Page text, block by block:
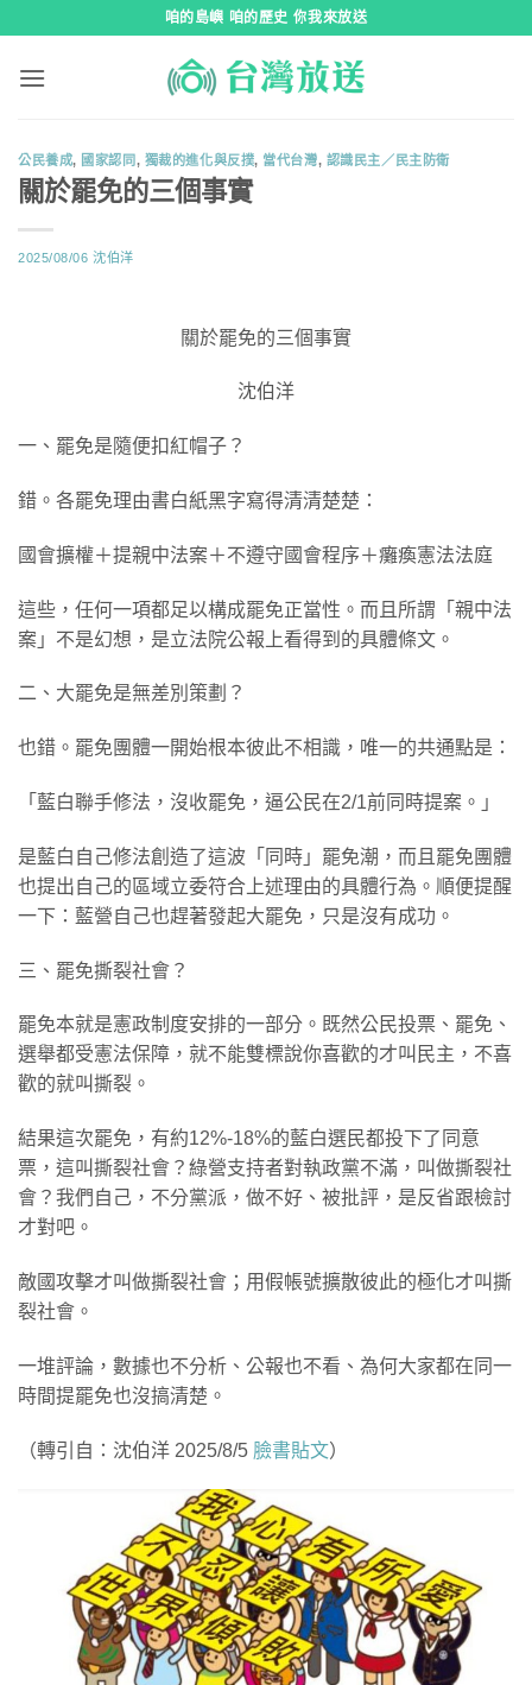
咱的島嶼 咱的歷史 你我來放送
公民養成, 國家認同, 獨裁的進化與反撲, 當代台灣, 認識民主／民主防衛
關於罷免的三個事實
2025/08/06 沈伯洋
關於罷免的三個事實
沈伯洋
一、罷免是隨便扣紅帽子？
錯。各罷免理由書白紙黑字寫得清清楚楚：
國會擴權＋提親中法案＋不遵守國會程序＋癱瘓憲法法庭
這些，任何一項都足以構成罷免正當性。而且所謂「親中法
案」不是幻想，是立法院公報上看得到的具體條文。
二、大罷免是無差別策劃？
也錯。罷免團體一開始根本彼此不相識，唯一的共通點是：
「藍白聯手修法，沒收罷免，逼公民在2/1前同時提案。」
是藍白自己修法創造了這波「同時」罷免潮，而且罷免團體
也提出自己的區域立委符合上述理由的具體行為。順便提醒
一下：藍營自己也趕著發起大罷免，只是沒有成功。
三、罷免撕裂社會？
罷免本就是憲政制度安排的一部分。既然公民投票、罷免、
選舉都受憲法保障，就不能雙標說你喜歡的才叫民主，不喜
歡的就叫撕裂。
結果這次罷免，有約12%-18%的藍白選民都投下了同意
票，這叫撕裂社會？綠營支持者對執政黨不滿，叫做撕裂社
會？我們自己，不分黨派，做不好、被批評，是反省跟檢討
才對吧。
敵國攻擊才叫做撕裂社會；用假帳號擴散彼此的極化才叫撕
裂社會。
一堆評論，數據也不分析、公報也不看、為何大家都在同一
時間提罷免也沒搞清楚。
（轉引自：沈伯洋 2025/8/5 臉書貼文）